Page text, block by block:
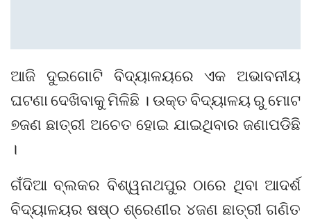
ଆଜି ଦୁଇଗୋଟି ବିଦ୍ୟାଳୟରେ ଏକ ଅଭାବନୀୟ
ଘଟଣା ଦେଖିବାକୁ ମିଳିଛି । ଉକ୍ତ ବିଦ୍ୟାଳୟ ରୁ ମୋଟ
୭ଜଣ ଛାତ୍ରୀ ଅଚେତ ହୋଇ ଯାଇଥିବାର ଜଣାପଡିଛି
।
ଗଁଦିଆ ବ୍ଲକର ବିଶ୍ୱନାଥପୁର ଠାରେ ଥିବା ଆଦର୍ଶ
ବିଦ୍ୟାଳୟର ଷଷ୍ଠ ଶ୍ରେଣୀର ୪ଜଣ ଛାତ୍ରୀ ଗଣିତ